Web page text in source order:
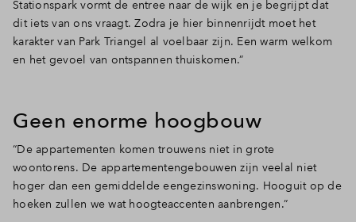
Stationspark vormt de entree naar de wijk en je begrijpt dat
dit iets van ons vraagt. Zodra je hier binnenrijdt moet het
karakter van Park Triangel al voelbaar zijn. Een warm welkom
en het gevoel van ontspannen thuiskomen.”
Geen enorme hoogbouw
“De appartementen komen trouwens niet in grote
woontorens. De appartementengebouwen zijn veelal niet
hoger dan een gemiddelde eengezinswoning. Hooguit op de
hoeken zullen we wat hoogteaccenten aanbrengen.”